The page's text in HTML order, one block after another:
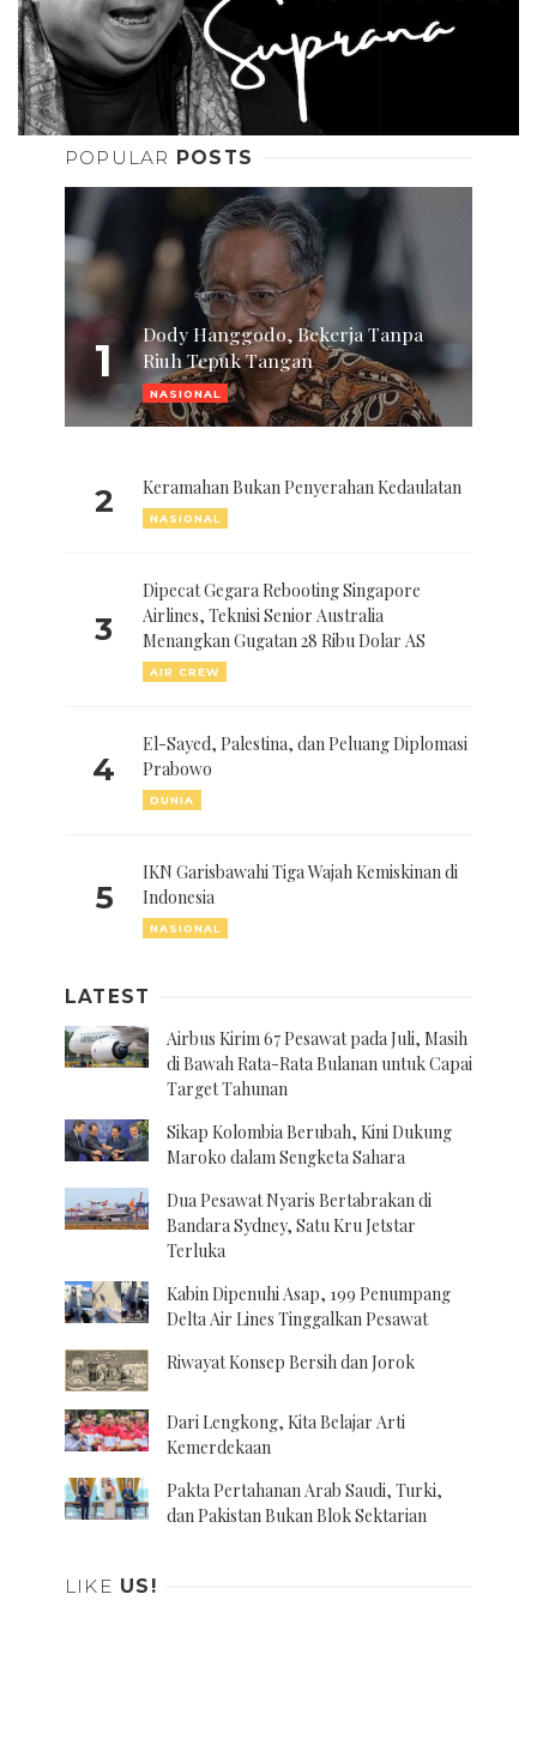
POPULAR POSTS
1
Dody Hanggodo, Bekerja Tanpa
Riuh Tepuk Tangan
NASIONAL
2 Keramahan Bukan Penyerahan Kedaulatan
NASIONAL
3
Dipecat Gegara Rebooting Singapore
Airlines, Teknisi Senior Australia
Menangkan Gugatan 28 Ribu Dolar AS
AIR CREW
4
El-Sayed, Palestina, dan Peluang Diplomasi
Prabowo
DUNIA
5
IKN Garisbawahi Tiga Wajah Kemiskinan di
Indonesia
NASIONAL
LATEST
Airbus Kirim 67 Pesawat pada Juli, Masih
di Bawah Rata-Rata Bulanan untuk Capai
Target Tahunan
Sikap Kolombia Berubah, Kini Dukung
Maroko dalam Sengketa Sahara
Dua Pesawat Nyaris Bertabrakan di
Bandara Sydney, Satu Kru Jetstar
Terluka
Kabin Dipenuhi Asap, 199 Penumpang
Delta Air Lines Tinggalkan Pesawat
Riwayat Konsep Bersih dan Jorok
Dari Lengkong, Kita Belajar Arti
Kemerdekaan
Pakta Pertahanan Arab Saudi, Turki,
dan Pakistan Bukan Blok Sektarian
LIKE US!